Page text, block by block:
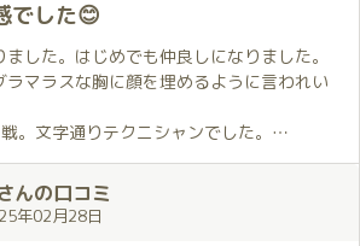
せに包まれて過ごす時間は本当に素晴ら
くれる穂香さんは素敵な方で、出会えた
います。
香さんと琥珀という素晴らしい場所でお
く思います。
いるのでその日を楽しみにしています。
でその後の幸せな時間を想像して興奮が
クエストはしていないので基本ほのかさ
が、こちらの要望をさりげなく感じ取っ
間でした😄。
ットでのプレイ中に自分が好きな体勢に導
。
がり無我夢中になってしまいました😍。
でした😊
した。はじめでも仲良しになりました。
マラスな胸に顔を埋めるように言われい
。文字通りテクニシャンでした。
性格は極めて良く、真面目でした。
ただきました。
に来たような錯覚に陥りました。
でした。また、お会いしたいです❤️
んの口コミ
年02月28日